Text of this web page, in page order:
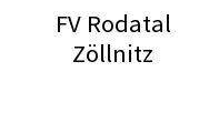
FV Rodatal
Zöllnitz